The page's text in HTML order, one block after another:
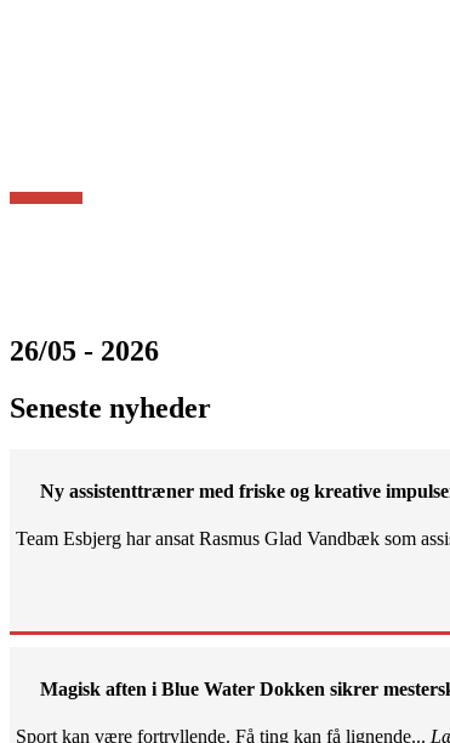
26/05 - 2026
Seneste nyheder
Ny assistenttræner med friske og kreative
Team Esbjerg har ansat Rasmus Glad Vandbæk som
Magisk aften i Blue Water Dokken sikrer
Sport kan være fortryllende. Få ting kan få lignende...